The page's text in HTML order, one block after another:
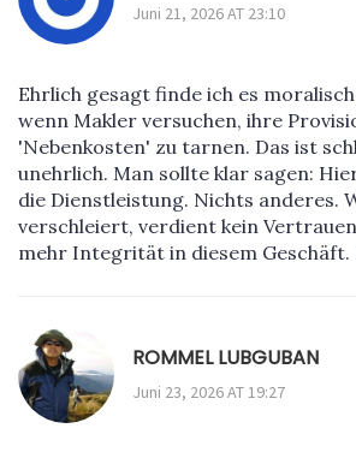
Juni 21, 2026 AT 23:10
Ehrlich gesagt finde ich es
wenn Makler versuchen, ihre
'Nebenkosten' zu tarnen. Das ist
unehrlich. Man sollte klar sagen:
die Dienstleistung. Nichts anderes.
verschleiert, verdient kein
mehr Integrität in diesem Geschäft.
ROMMEL LUBGUBAN
Juni 23, 2026 AT 19:27